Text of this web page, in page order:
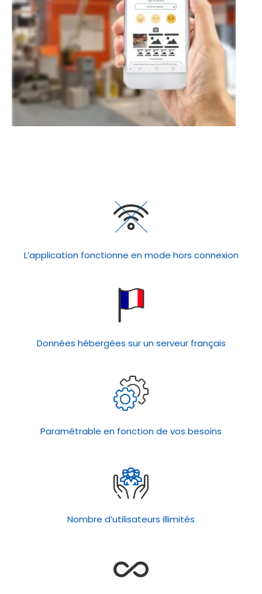
L’application fonctionne en mode hors connexion
Données hébergées sur un serveur français
Paramétrable en fonction de vos besoins
Nombre d’utilisateurs illimités